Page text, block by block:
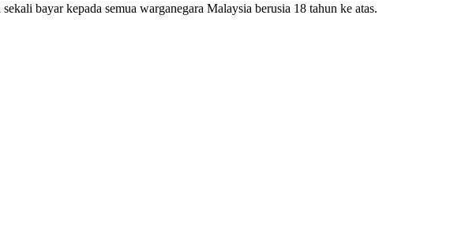
bayar kepada semua warganegara Malaysia berusia 18 tahun ke atas.